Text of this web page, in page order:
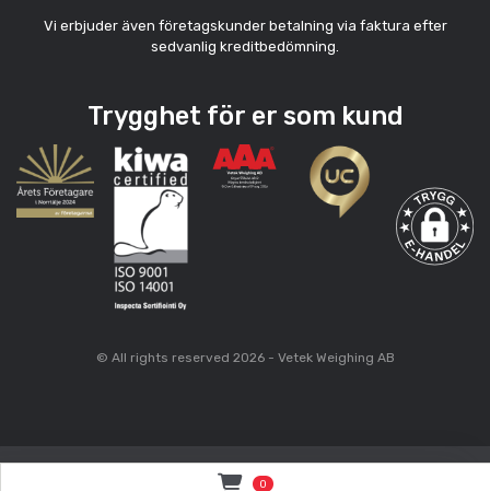
Vi erbjuder även företagskunder betalning via faktura efter
sedvanlig kreditbedömning.
Trygghet för er som kund
© All rights reserved 2026 - Vetek Weighing AB
0